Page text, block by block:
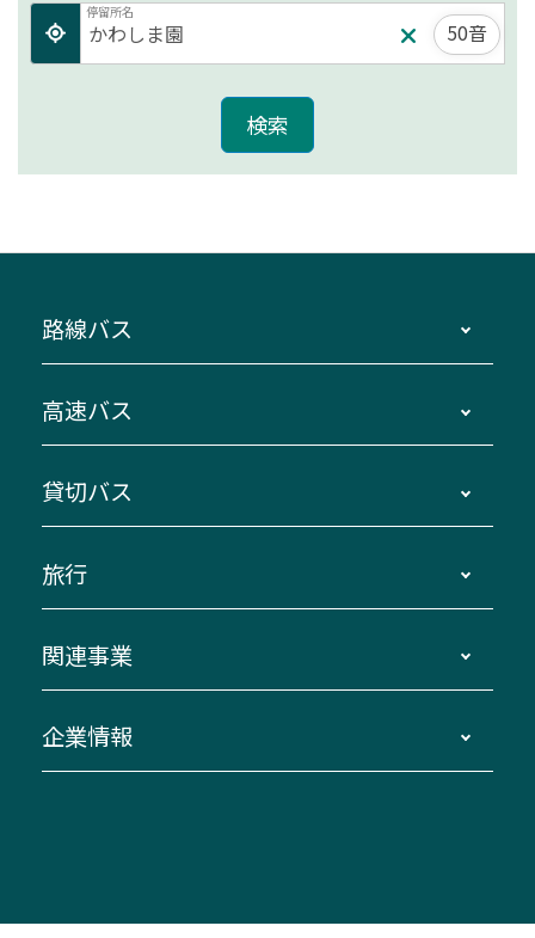
停留所名
50音
路線バス
主要停留所案内図・時刻表
路線バスのご利用方法
三重交通接近情報バスロケーションシステム
ダイヤ改正情報
迂回・休止について
臨時バスについて
伊勢二見鳥羽周遊バスCANばす
「みえブルーライン」（三重大学病院直通バ
神都ライナー
高速バス
南紀・VISON～横浜・東京・埼玉
伊賀～名古屋
南紀～VISON～名古屋
湯の山温泉～名古屋
桑名・長島温泉・金城ふ頭駅～中部国際空港
（休止中）
お客様駐車場のご案内
貸切バス
貸切バスのご利用について
お問い合わせ
旅行
貸切バス団体旅行
美し国周遊ばす
関連事業
自家用自動車車両運行管理
企業情報